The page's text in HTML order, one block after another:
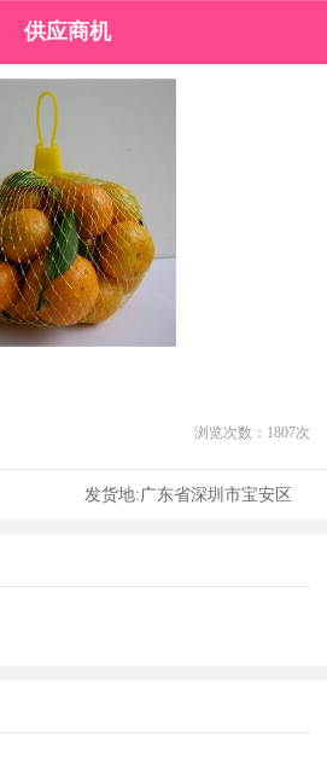
供应商机
浏览次数： 1807次
发货地:广东省深圳市宝安区